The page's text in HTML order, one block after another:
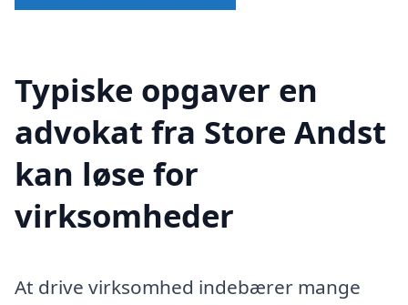
Typiske opgaver en
advokat fra Store Andst
kan løse for
virksomheder
At drive virksomhed indebærer mange